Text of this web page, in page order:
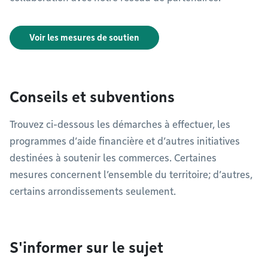
Voir les mesures de soutien
Conseils et subventions
Trouvez ci-dessous les démarches à effectuer, les
programmes d’aide financière et d’autres initiatives
destinées à soutenir les commerces. Certaines
mesures concernent l’ensemble du territoire; d’autres,
certains arrondissements seulement.
S'informer sur le sujet